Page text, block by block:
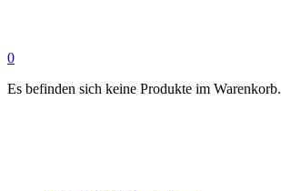
0
Es befinden sich keine Produkte im Warenkorb.